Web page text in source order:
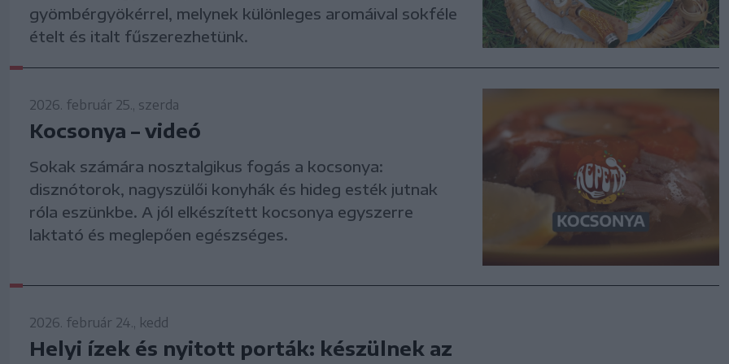
gyömbérgyökérrel, melynek különleges aromáival sokféle
ételt és italt fűszerezhetünk.
2026. február 25., szerda
Kocsonya – videó
Sokak számára nosztalgikus fogás a kocsonya:
disznótorok, nagyszülői konyhák és hideg esték jutnak
róla eszünkbe. A jól elkészített kocsonya egyszerre
laktató és meglepően egészséges.
2026. február 24., kedd
Helyi ízek és nyitott porták: készülnek az